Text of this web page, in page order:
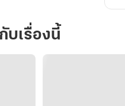
บเรื่องนี้